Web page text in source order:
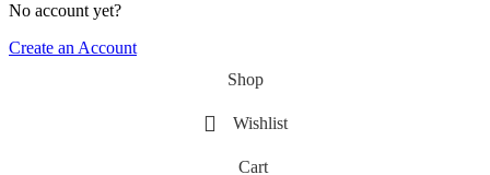
No account yet?
Create an Account
Shop
Wishlist
Cart